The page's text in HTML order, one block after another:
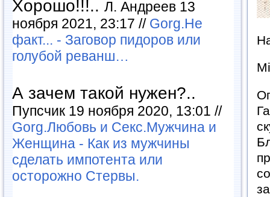
Хорошо!!!.. Л. Андреев 13
ноября 2021, 23:17 // Gorg.Не
факт... - Заговор пидоров или
голубой реванш…
А зачем такой нужен?..
Пупсчик 19 ноября 2020, 13:01 //
Gorg.Любовь и Секс.Мужчина и
Женщина - Как из мужчины
сделать импотента или
осторожно Стервы.